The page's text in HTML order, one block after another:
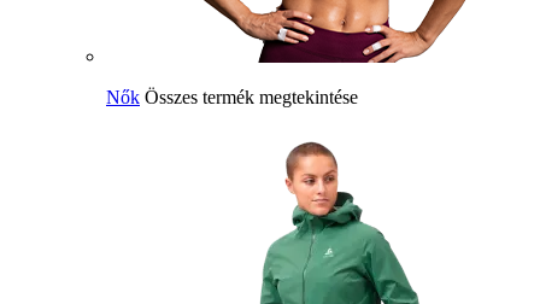
Nők Összes termék megtekintése